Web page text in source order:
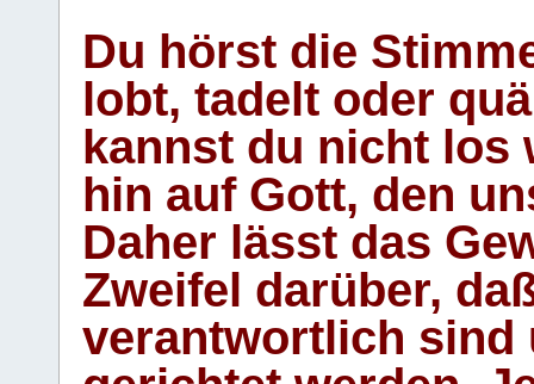
Du hörst die
lobt, tadelt oder
kannst du nicht los
hin auf Gott, den
Daher lässt das
Zweifel darüber,
verantwortlich sind